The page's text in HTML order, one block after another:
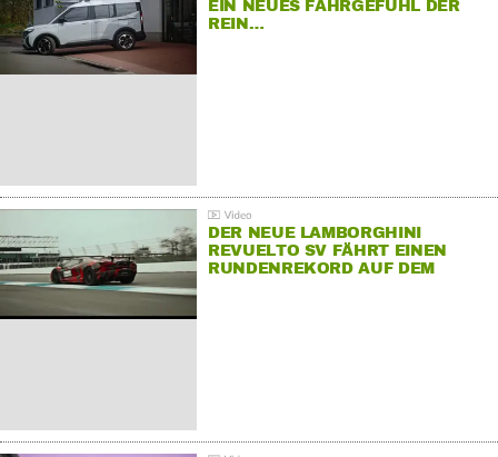
EIN NEUES FAHRGEFÜHL DER
REIN…
DER NEUE LAMBORGHINI
REVUELTO SV FÄHRT EINEN
RUNDENREKORD AUF DEM